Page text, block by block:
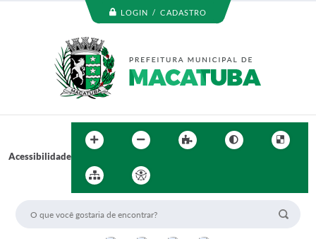
LOGIN / CADASTRO
Acessibilidade